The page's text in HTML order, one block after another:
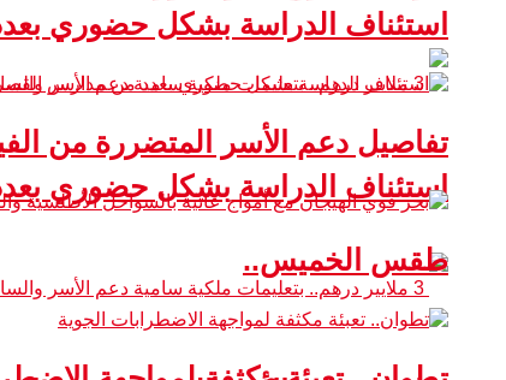
استئناف الدراسة بشكل حضوري
استئناف الدراسة بشكل حضوري
تفاصيل دعم الأسر المتضررة من
طقس الخميس..